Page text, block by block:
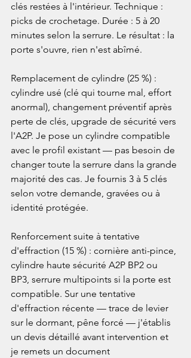
clés restées à l'intérieur. Technique :
picks de crochetage. Durée : 5 à 20
minutes selon la serrure. Le résultat : la
porte s'ouvre, rien n'est abîmé.
Remplacement de cylindre (25 %) :
cylindre usé (clé qui tourne mal, effort
anormal), changement préventif après
perte de clés, upgrade de sécurité vers
l'A2P. Je pose un cylindre compatible
avec le profil existant — pas besoin de
changer toute la serrure dans la grande
majorité des cas. Je fournis 3 à 5 clés
selon votre demande, gravées ou à
identité protégée.
Renforcement suite à tentative
d'effraction (15 %) : cornière anti-pince,
cylindre haute sécurité A2P BP2 ou
BP3, serrure multipoints si la porte est
compatible. Sur une tentative
d'effraction récente — trace de levier
sur le dormant, pêne forcé — j'établis
un devis détaillé avant intervention et
je remets un document